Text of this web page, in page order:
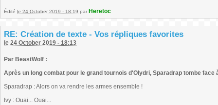
Édité le 24 October 2019 - 18:19 par Heretoc
RE: Création de texte - Vos répliques favorites
le 24 October 2019 - 18:13
Par BeastWolf :
Après un long combat pour le grand tournois d'Olydri, Sparadrap tombe face
Sparadrap : Alors on va rendre les armes ensemble !
Ivy : Ouai... Ouai...